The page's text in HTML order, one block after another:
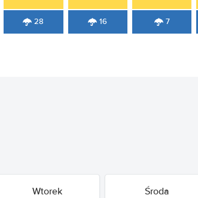
28 16 7
Wtorek Środa